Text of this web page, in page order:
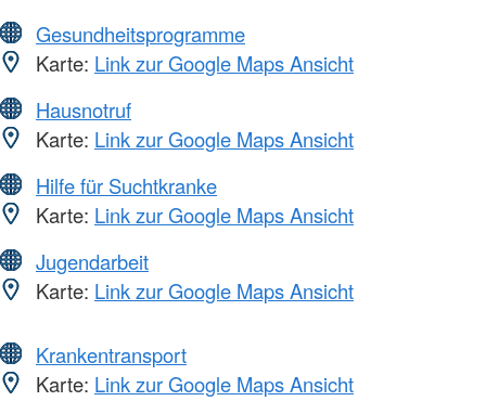
Gesundheitsprogramme
Karte: Link zur Google Maps Ansicht
Hausnotruf
Karte: Link zur Google Maps Ansicht
Hilfe für Suchtkranke
Karte: Link zur Google Maps Ansicht
Jugendarbeit
Karte: Link zur Google Maps Ansicht
Krankentransport
Karte: Link zur Google Maps Ansicht